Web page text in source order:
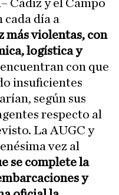
Cádiz y el Campo
día a
más violentas, con
logística y
con que
insuficientes
según sus
respecto al
La AUGC y
vez al
se complete la
y